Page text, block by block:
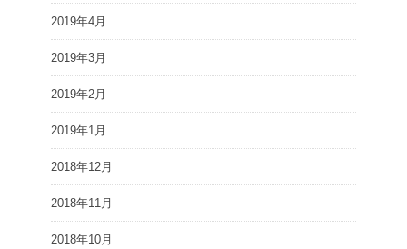
2019年4月
2019年3月
2019年2月
2019年1月
2018年12月
2018年11月
2018年10月